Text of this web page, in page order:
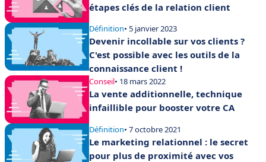
étapes clés de la relation client
Définition• 5 janvier 2023
Devenir incollable sur vos clients ?
C'est possible avec les outils de la
connaissance client !
Conseil• 18 mars 2022
La vente additionnelle, technique
infaillible pour booster votre CA
Définition• 7 octobre 2021
Le marketing relationnel : le secret
pour plus de proximité avec vos